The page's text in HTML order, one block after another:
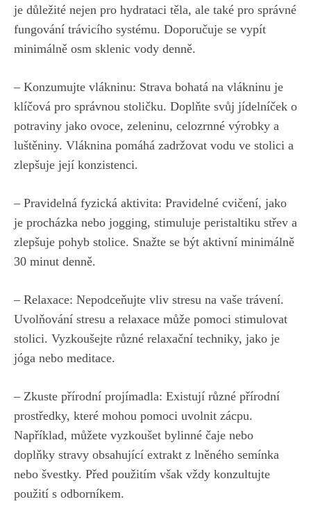
je důležité nejen pro hydrataci těla, ale také pro správné
fungování trávicího systému. Doporučuje se vypít
minimálně osm sklenic vody denně.
– Konzumujte vlákninu: Strava bohatá na vlákninu je
klíčová pro správnou stoličku. Doplňte svůj jídelníček o
potraviny jako ovoce, zeleninu, celozrnné výrobky a
luštěniny. Vláknina pomáhá zadržovat vodu ve stolici a
zlepšuje její konzistenci.
– Pravidelná fyzická aktivita: Pravidelné cvičení, jako
je procházka nebo jogging, stimuluje peristaltiku střev a
zlepšuje pohyb stolice. Snažte se být aktivní minimálně
30 minut denně.
– Relaxace: Nepodceňujte vliv stresu na vaše trávení.
Uvolňování stresu a relaxace může pomoci stimulovat
stolici. Vyzkoušejte různé relaxační techniky, jako je
jóga nebo meditace.
– Zkuste přírodní projímadla: Existují různé přírodní
prostředky, které mohou pomoci uvolnit zácpu.
Například, můžete vyzkoušet bylinné čaje nebo
doplňky stravy obsahující extrakt z lněného semínka
nebo švestky. Před použitím však vždy konzultujte
použití s odborníkem.